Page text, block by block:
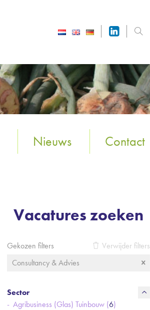
Nieuws Contact
Vacatures zoeken
Gekozen filters
Verwijder filters
Consultancy & Advies
Sector
Agribusiness (Glas) Tuinbouw (6)